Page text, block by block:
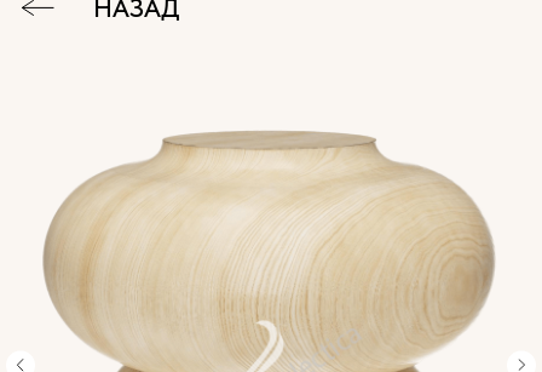
КАТАЛОГ ЭКСКЛЮЗИВНАЯ МЕБЕЛЬ НА ЗАКАЗ